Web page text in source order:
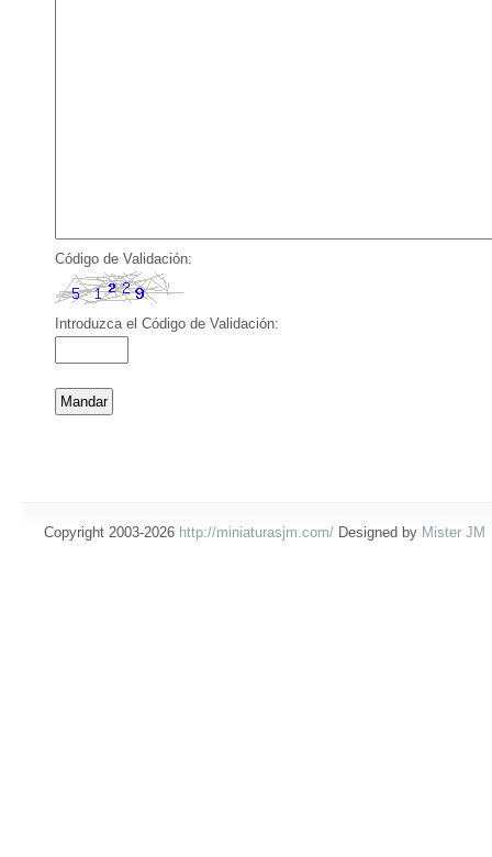
Código de Validación:
Introduzca el Código de Validación:
Copyright 2003-2026 http://miniaturasjm.com/ Designed by Mister JM